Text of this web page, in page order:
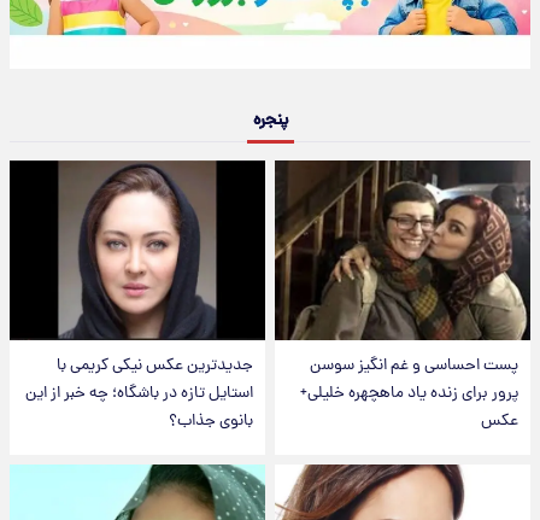
پنجره
پست احساسی و غم انگیز سوسن
پرور برای زنده یاد ماهچهره خلیلی+
عکس
جدیدترین عکس نیکی کریمی با
استایل تازه در باشگاه؛ چه خبر از این
بانوی جذاب؟